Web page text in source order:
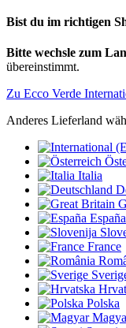
Bist du im richtigen
Bitte wechsle zum
übereinstimmt.
Zu Ecco Verde
Anderes Lieferland
Italia
España
France
Polska